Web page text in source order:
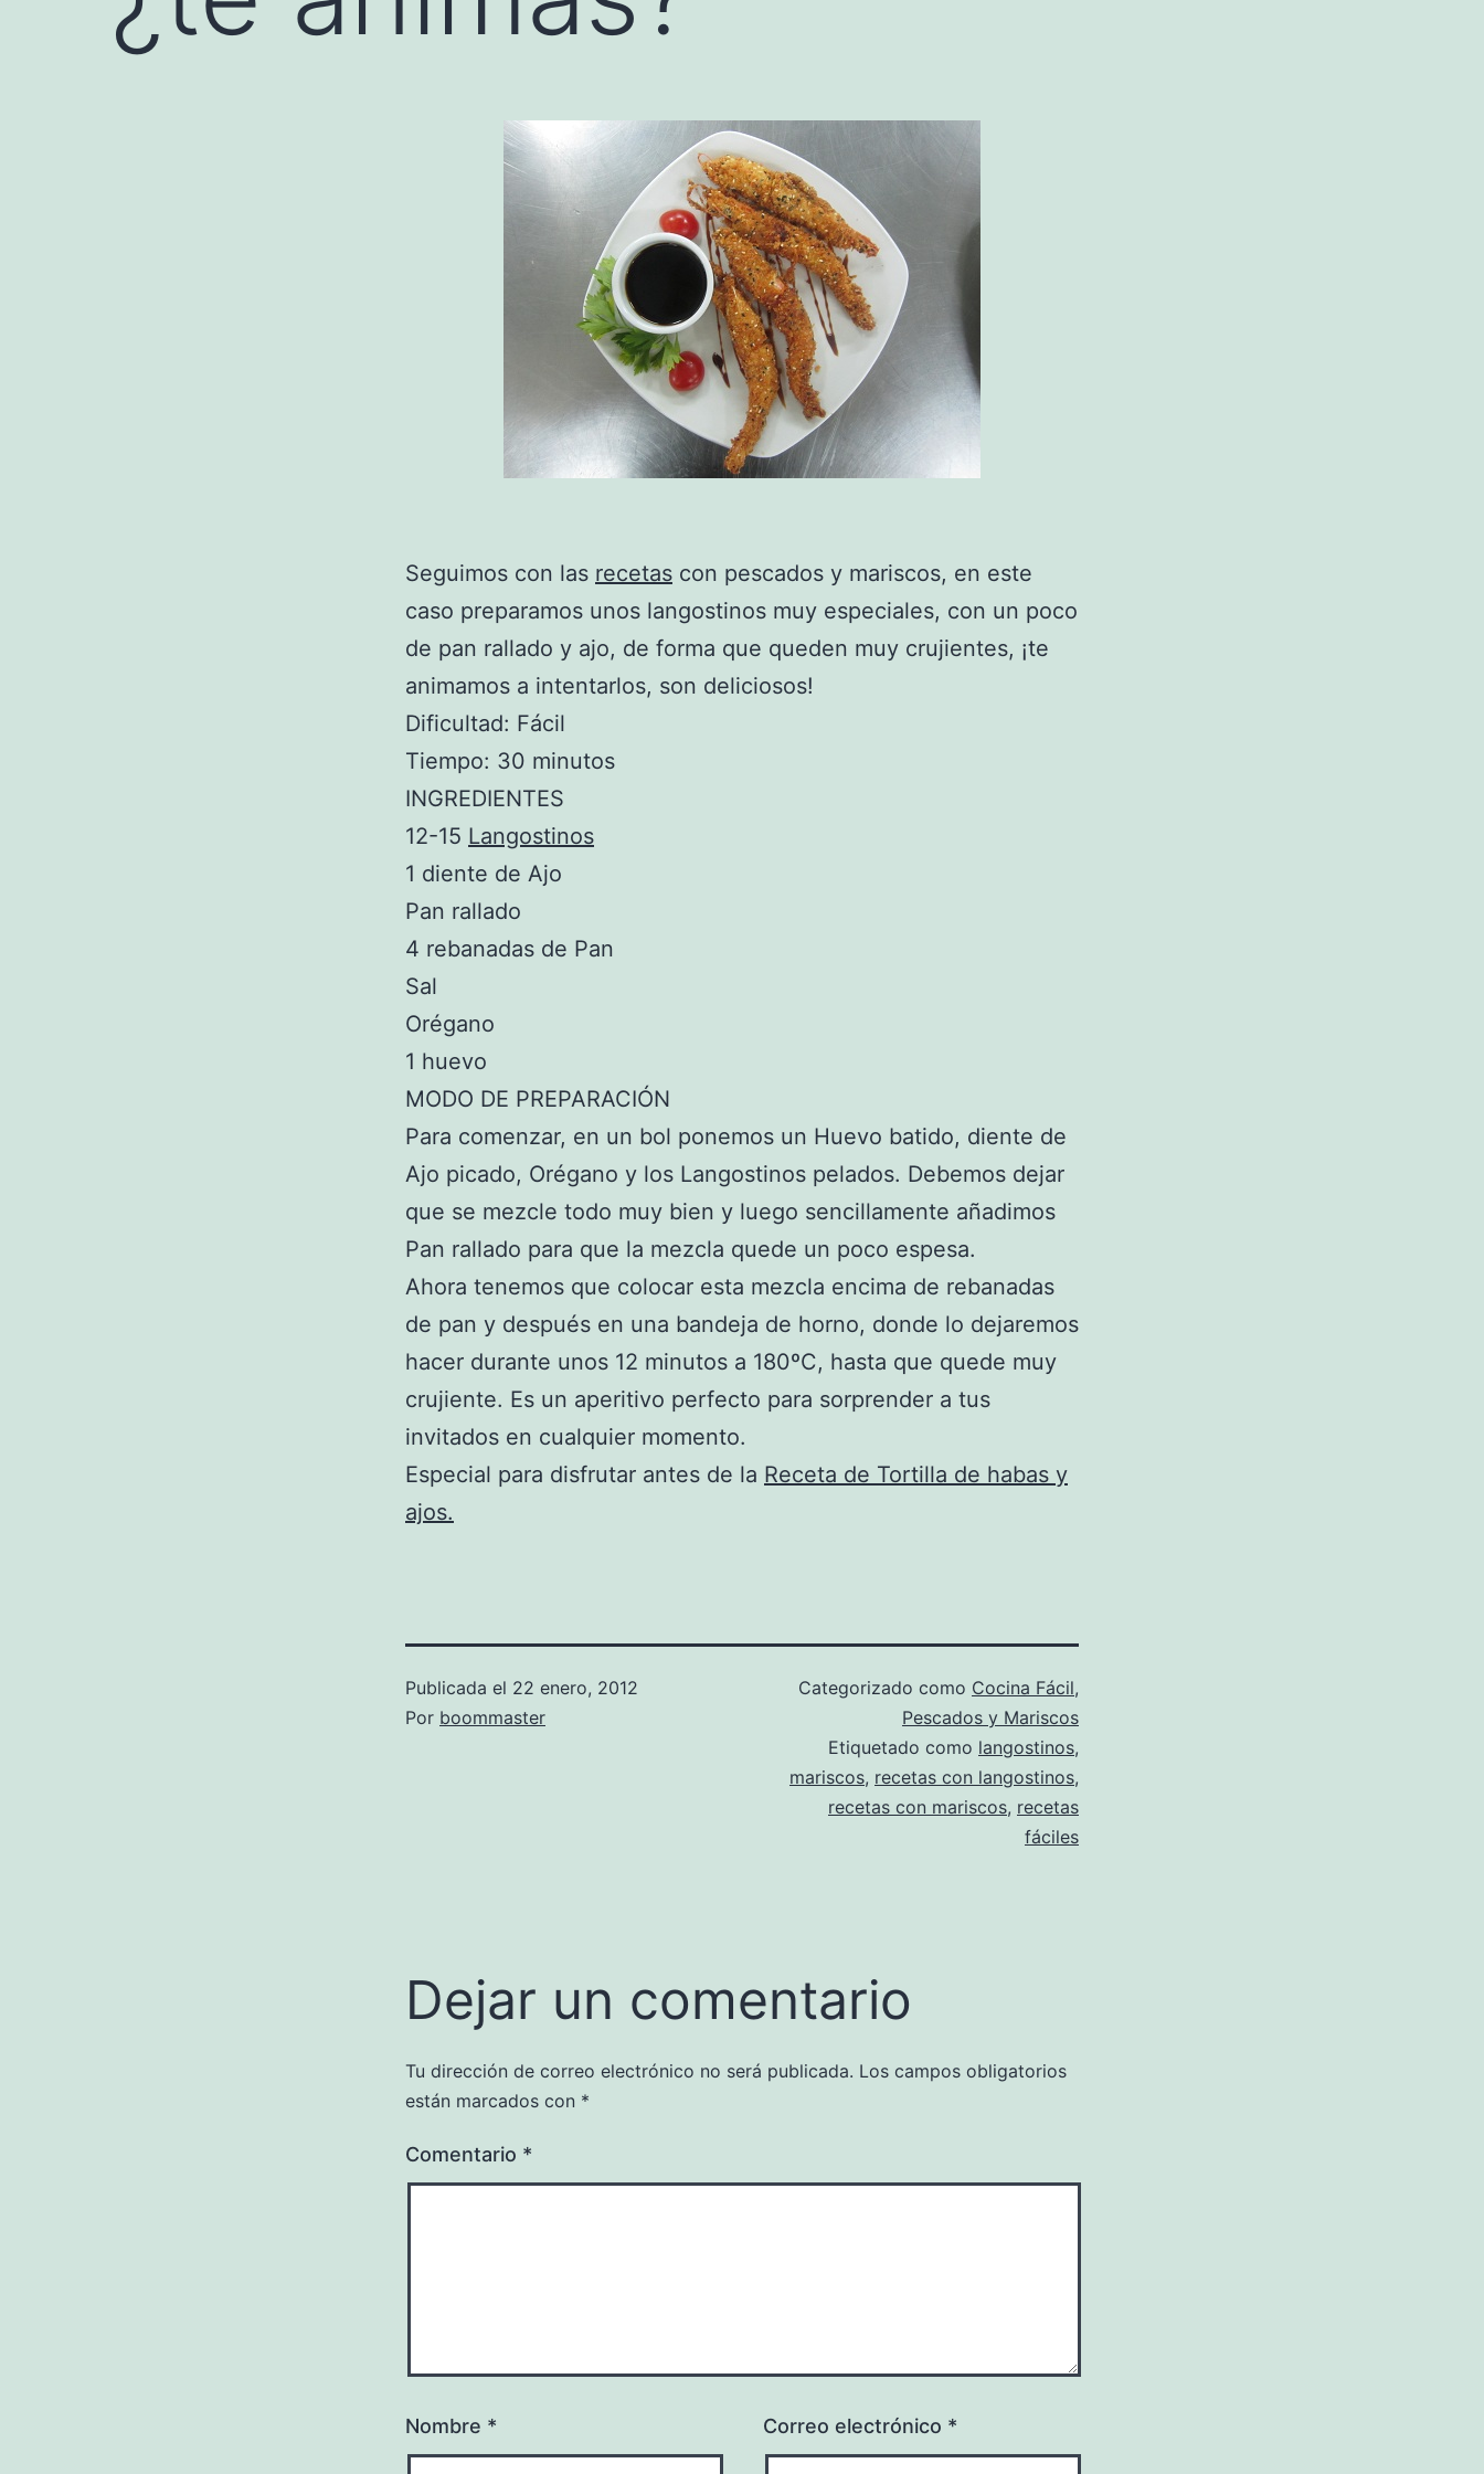
Seguimos con las recetas con pescados y mariscos, en este
caso preparamos unos langostinos muy especiales, con un poco
de pan rallado y ajo, de forma que queden muy crujientes, ¡te
animamos a intentarlos, son deliciosos!
Dificultad: Fácil
Tiempo: 30 minutos
INGREDIENTES
12-15 Langostinos
1 diente de Ajo
Pan rallado
4 rebanadas de Pan
Sal
Orégano
1 huevo
MODO DE PREPARACIÓN
Para comenzar, en un bol ponemos un Huevo batido, diente de
Ajo picado, Orégano y los Langostinos pelados. Debemos dejar
que se mezcle todo muy bien y luego sencillamente añadimos
Pan rallado para que la mezcla quede un poco espesa.
Ahora tenemos que colocar esta mezcla encima de rebanadas
de pan y después en una bandeja de horno, donde lo dejaremos
hacer durante unos 12 minutos a 180ºC, hasta que quede muy
crujiente. Es un aperitivo perfecto para sorprender a tus
invitados en cualquier momento.
Especial para disfrutar antes de la Receta de Tortilla de habas y
ajos.
Publicada el 22 enero, 2012
Por boommaster
Categorizado como Cocina Fácil,
Pescados y Mariscos
Etiquetado como langostinos,
mariscos, recetas con langostinos,
recetas con mariscos, recetas
fáciles
Dejar un comentario
Tu dirección de correo electrónico no será publicada. Los campos obligatorios
están marcados con *
Comentario *
Nombre * Correo electrónico *